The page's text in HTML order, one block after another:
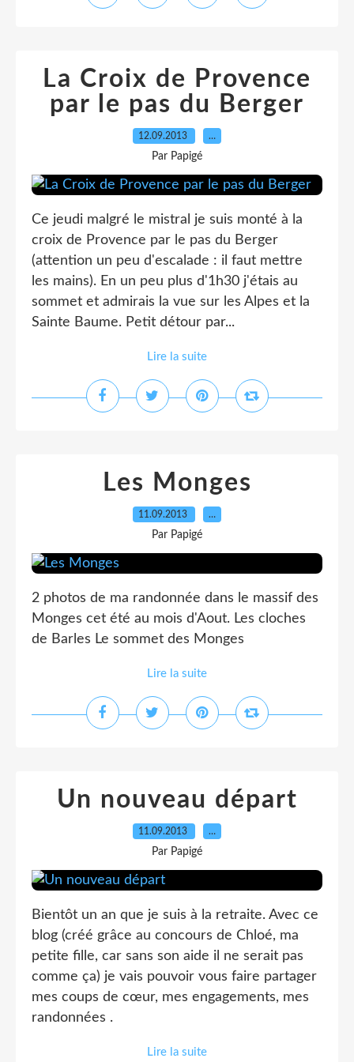
La Croix de Provence
par le pas du Berger
12.09.2013 …
Par Papigé
Ce jeudi malgré le mistral je suis monté à la
croix de Provence par le pas du Berger
(attention un peu d'escalade : il faut mettre
les mains). En un peu plus d'1h30 j'étais au
sommet et admirais la vue sur les Alpes et la
Sainte Baume. Petit détour par...
Lire la suite
Les Monges
11.09.2013 …
Par Papigé
2 photos de ma randonnée dans le massif des
Monges cet été au mois d'Aout. Les cloches
de Barles Le sommet des Monges
Lire la suite
Un nouveau départ
11.09.2013 …
Par Papigé
Bientôt un an que je suis à la retraite. Avec ce
blog (créé grâce au concours de Chloé, ma
petite fille, car sans son aide il ne serait pas
comme ça) je vais pouvoir vous faire partager
mes coups de cœur, mes engagements, mes
randonnées .
Lire la suite